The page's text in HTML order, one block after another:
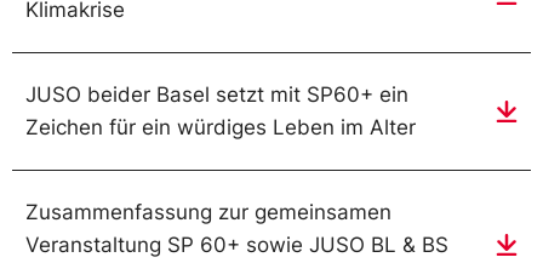
Klimakrise
JUSO beider Basel setzt mit SP60+ ein
Zeichen für ein würdiges Leben im Alter
Zusammenfassung zur gemeinsamen
Veranstaltung SP 60+ sowie JUSO BL & BS